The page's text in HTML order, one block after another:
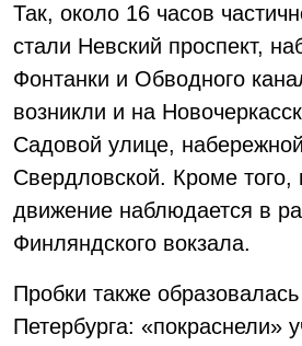
Так, около 16 часов
стали Невский проспект,
Фонтанки и Обводного
возникли и на
Садовой улице,
Свердловской. Кроме того,
движение наблюдается в
Финляндского вокзала.
Пробки также
Петербурга: «покраснели»